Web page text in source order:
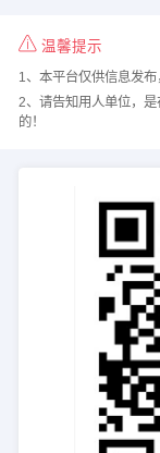
温馨提示
1、本平台仅供信息发布
2、请告知用人单位，是
的！